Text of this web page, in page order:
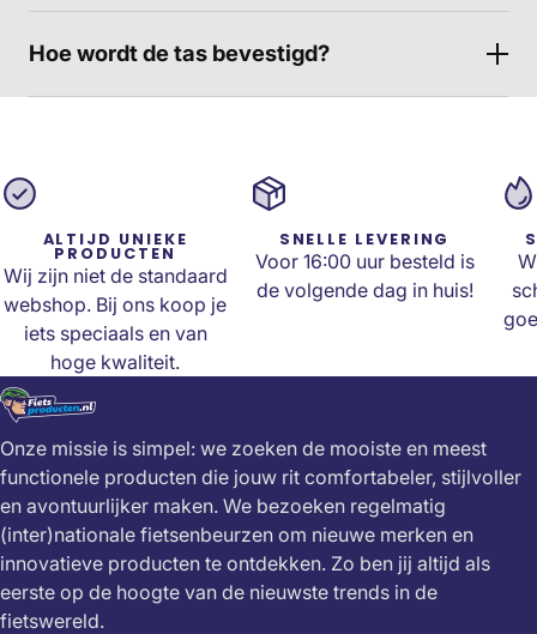
Hoe wordt de tas bevestigd?
ALTIJD UNIEKE
PRODUCTEN
Wij zijn niet de standaard
webshop. Bij ons koop je
iets speciaals en van
hoge kwaliteit.
SNELLE LEVERING
Voor 16:00 uur besteld is
de volgende dag in huis!
Onze missie is simpel: we zoeken de mooiste en meest
functionele producten die jouw rit comfortabeler, stijlvoller
en avontuurlijker maken. We bezoeken regelmatig
(inter)nationale fietsenbeurzen om nieuwe merken en
innovatieve producten te ontdekken. Zo ben jij altijd als
eerste op de hoogte van de nieuwste trends in de
fietswereld.